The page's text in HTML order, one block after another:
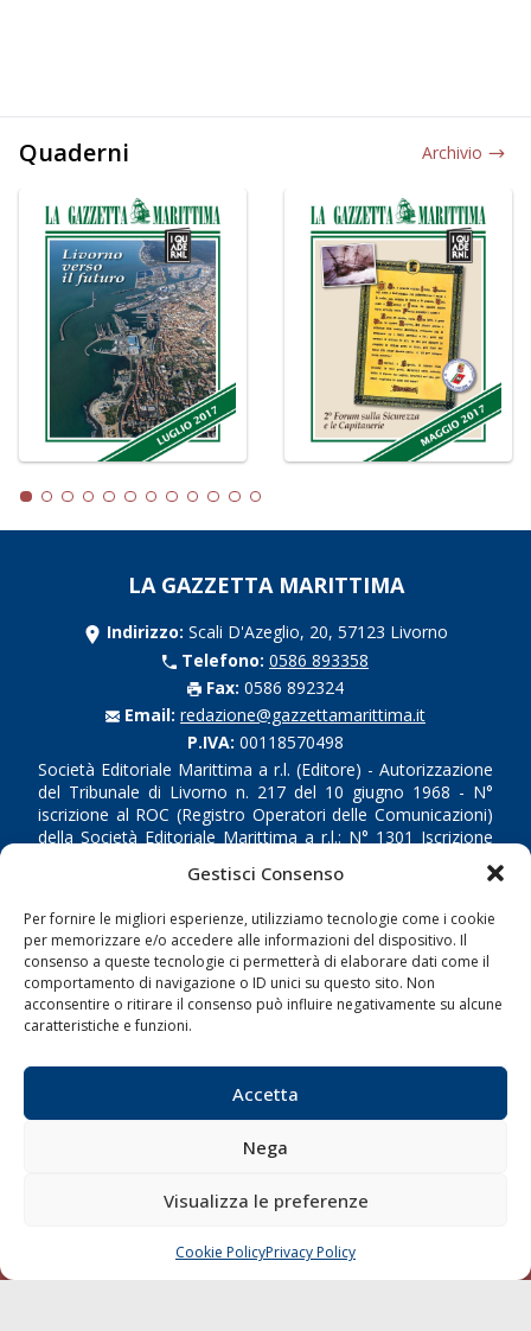
Gestisci Consenso
Per fornire le migliori esperienze, utilizziamo tecnologie come i cookie
per memorizzare e/o accedere alle informazioni del dispositivo. Il
consenso a queste tecnologie ci permetterà di elaborare dati come il
comportamento di navigazione o ID unici su questo sito. Non
acconsentire o ritirare il consenso può influire negativamente su alcune
caratteristiche e funzioni.
Accetta
Nega
Visualizza le preferenze
Cookie PolicyPrivacy Policy
Quaderni Archivio
LA GAZZETTA MARITTIMA
Indirizzo: Scali D'Azeglio, 20, 57123 Livorno
Telefono: 0586 893358
Fax: 0586 892324
Email: redazione@gazzettamarittima.it
P.IVA: 00118570498
Società Editoriale Marittima a r.l. (Editore) - Autorizzazione
del Tribunale di Livorno n. 217 del 10 giugno 1968 - N°
iscrizione al ROC (Registro Operatori delle Comunicazioni)
della Società Editoriale Marittima a r.l.: N° 1301 Iscrizione
di Livorno del 15/09/2010.
LINK
Shipping
Trasporti
Varie
Blue economy
Diporto
CHIAMA SCRIVI